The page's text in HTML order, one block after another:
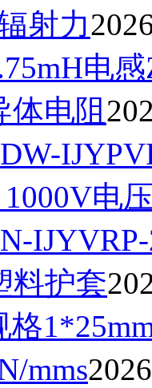
射力
电
体电阻
电
料护套
格
mms